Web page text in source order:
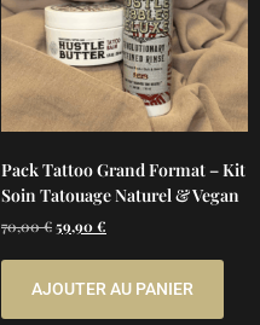
Pack Tattoo Grand Format – Kit
Soin Tatouage Naturel & Vegan
70,00€59,90€
AJOUTER AU PANIER